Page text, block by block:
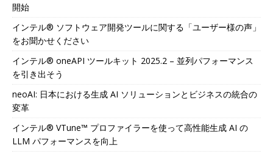
開始
インテル® ソフトウェア開発ツールに関する「ユーザー様の声」
をお聞かせください
インテル® oneAPI ツールキット 2025.2 – 並列パフォーマンス
を引き出そう
neoAI: 日本における生成 AI ソリューションとビジネスの統合の
変革
インテル® VTune™ プロファイラーを使って高性能生成 AI の
LLM パフォーマンスを向上